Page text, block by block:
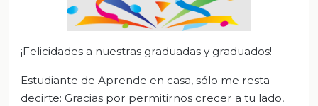
¡Felicidades a nuestras graduadas y graduados!
Estudiante de Aprende en casa, sólo me resta
decirte: Gracias por permitirnos crecer a tu lado,